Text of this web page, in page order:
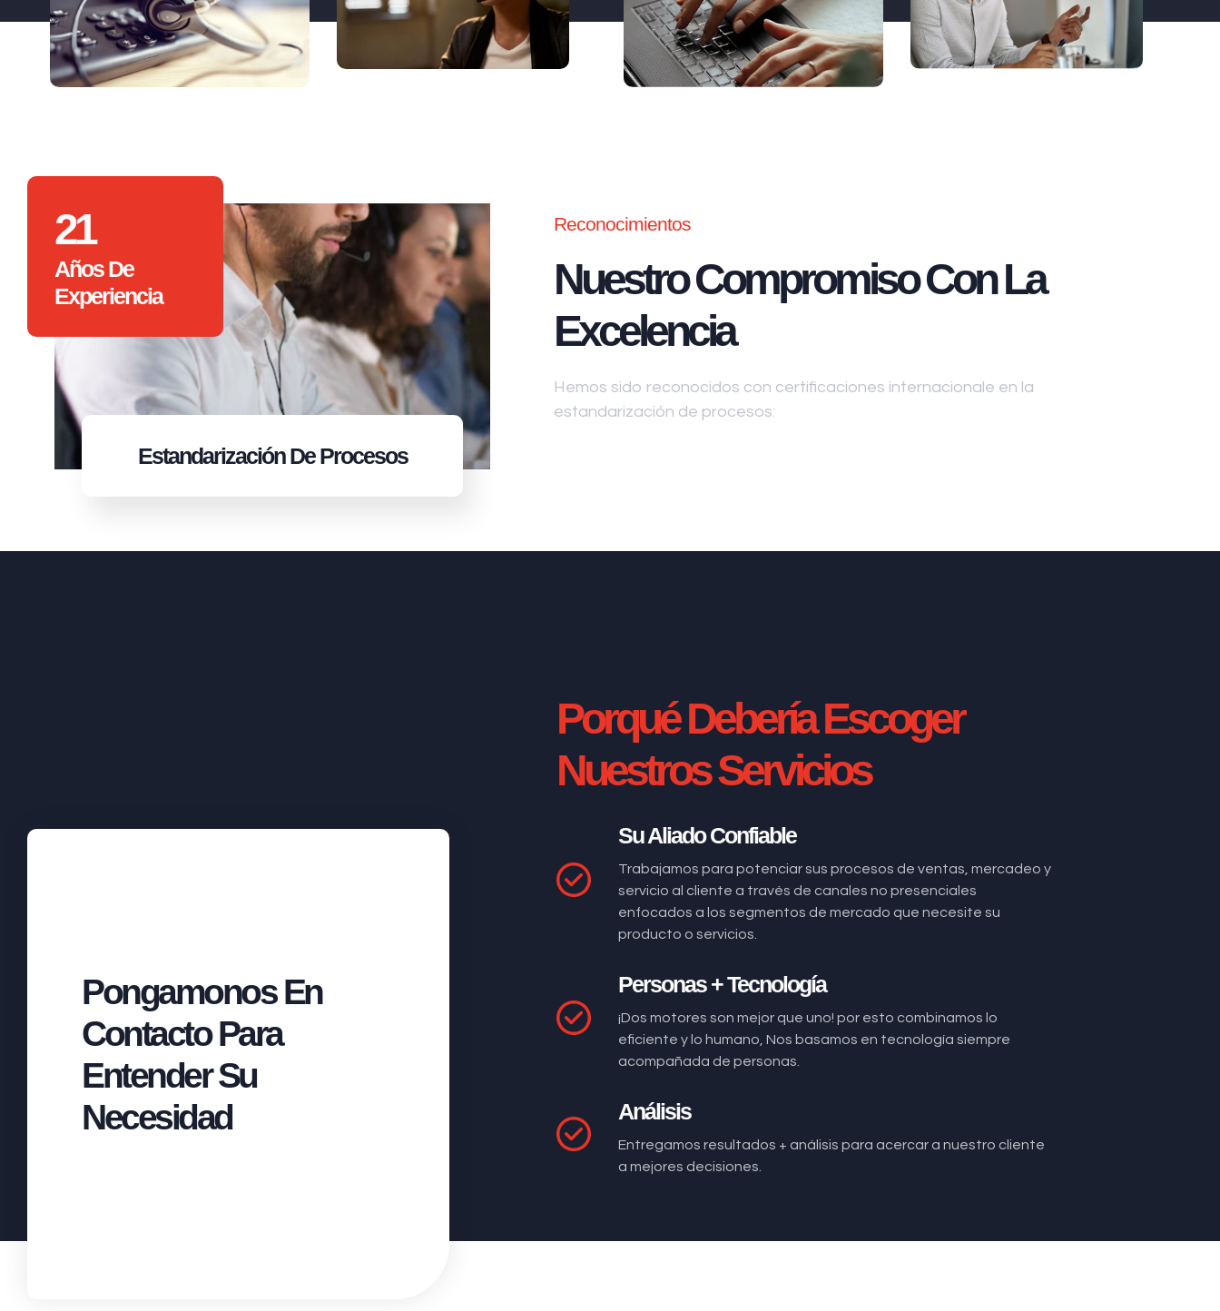
21
Años De
Experiencia
EstandarizaciónDe Procesos
Reconocimientos
Nuestro Compromiso Con La
Excelencia
Hemos sido reconocidos con certificaciones internacionale en la
estandarización de procesos:
Pongamonos En
Contacto Para
Entender Su
Necesidad
Porqué Debería Escoger
Nuestros Servicios
Su Aliado Confiable
Trabajamos para potenciar sus procesos de ventas, mercadeo y
servicio al cliente a través de canales no presenciales
enfocados a los segmentos de mercado que necesite su
producto o servicios.
Personas + Tecnología
¡Dos motores son mejor que uno! por esto combinamos lo
eficiente y lo humano, Nos basamos en tecnología siempre
acompañada de personas.
Análisis
Entregamos resultados + análisis para acercar a nuestro cliente
a mejores decisiones.